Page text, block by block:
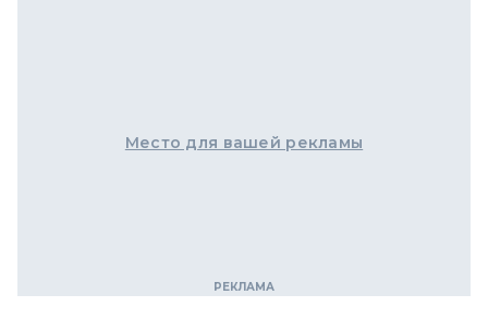
Место для вашей рекламы